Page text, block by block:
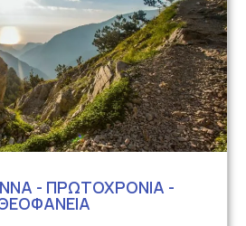
- ΠΡΩΤΟΧΡΟΝΙΑ -